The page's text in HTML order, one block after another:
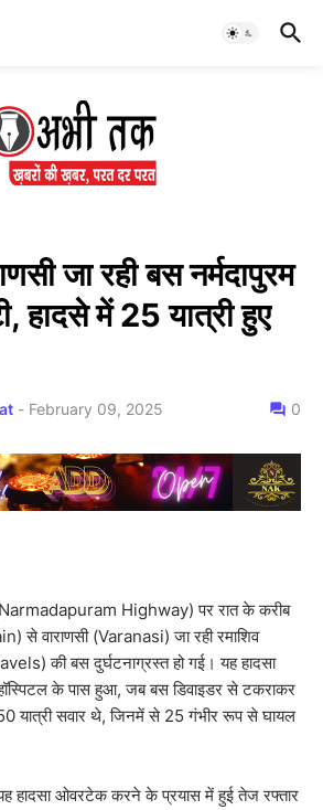
जा रही बस नर्मदापुरम
हादसे में 25 यात्री हुए
- February 09, 2025 0
(Narmadapuram Highway) पर रात के करीब
वाराणसी (Varanasi) जा रही रमाशिव
की बस दुर्घटनाग्रस्त हो गई। यह हादसा
हॉस्पिटल के पास हुआ, जब बस डिवाइडर से टकराकर
यात्री सवार थे, जिनमें से 25 गंभीर रूप से घायल
यह हादसा ओवरटेक करने के प्रयास में हुई तेज रफ्तार